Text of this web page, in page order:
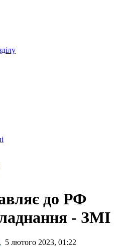
до РФ
- ЗМІ
, 5 лютого 2023, 01:22